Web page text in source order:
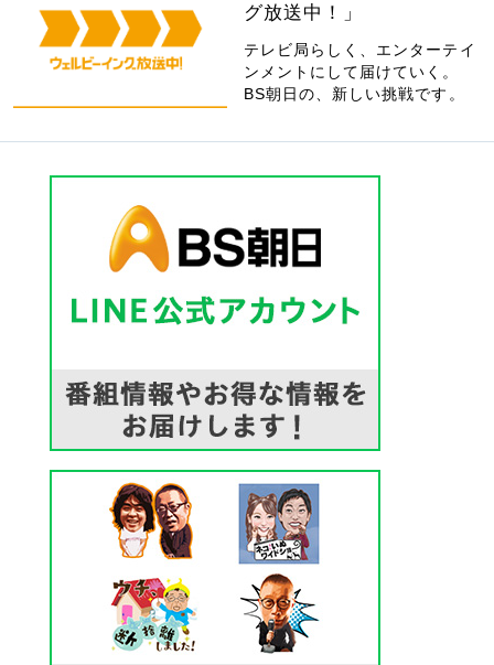
グ放送中！」
テレビ局らしく、エンターテイ
ンメントにして届けていく。
BS朝日の、新しい挑戦です。